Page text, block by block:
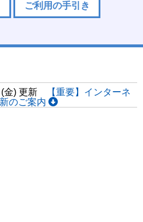
ご利用の手引き
金) 更新
【重要】インターネ
のご案内